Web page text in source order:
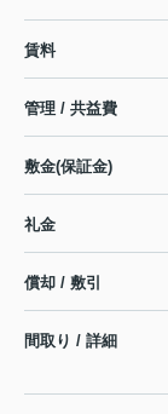
賃料
管理 / 共益費
敷金(保証金)
礼金
償却 / 敷引
間取り / 詳細